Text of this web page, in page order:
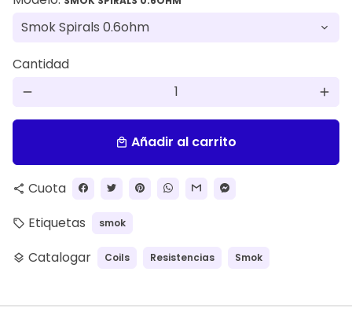
Cantidad
remove add
local_mall Añadir al carrito
share Cuota
local_offer Etiquetas smok
layers Catalogar Coils Resistencias Smok